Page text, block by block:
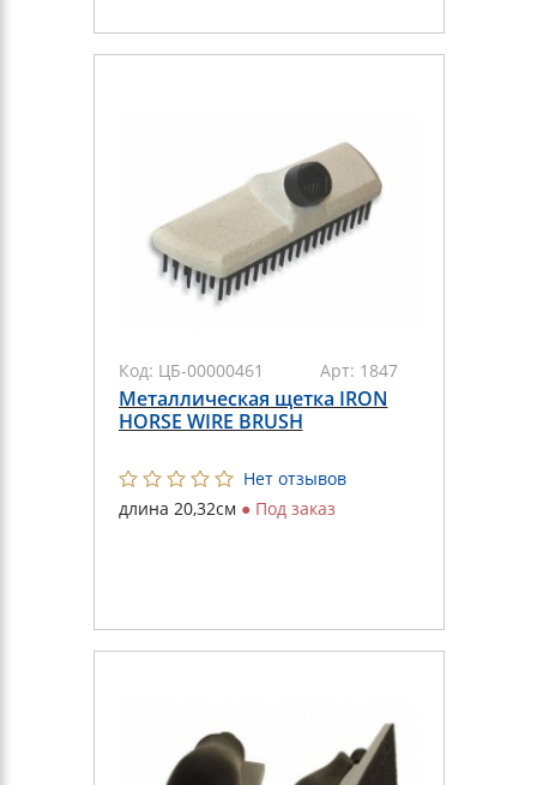
Код: ЦБ-00000461 Арт: 1847
Металлическая щетка IRON
HORSE WIRE BRUSH
Нет отзывов
длина 20,32см ● Под заказ